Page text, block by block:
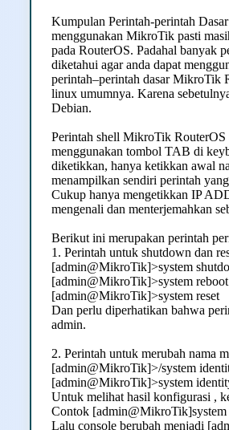
Kumpulan Perintah-perintah
menggunakan MikroTik pasti
pada RouterOS. Padahal banyak
diketahui agar anda dapat
perintah–perintah dasar MikroTik
linux umumnya. Karena
Debian.
Perintah shell MikroTik RouterOS
menggunakan tombol TAB di
diketikkan, hanya ketikkan awal
menampilkan sendiri perintah
Cukup hanya mengetikkan IP
mengenali dan menterjemahkan
Berikut ini merupakan perintah
1. Perintah untuk shutdown dan
[admin@MikroTik]>system
[admin@MikroTik]>system
[admin@MikroTik]>system reset
Dan perlu diperhatikan bahwa
admin.
2. Perintah untuk merubah nama
[admin@MikroTik]>/system
[admin@MikroTik]>system
Untuk melihat hasil konfigurasi ,
Contok
Lalu console berubah menjadi